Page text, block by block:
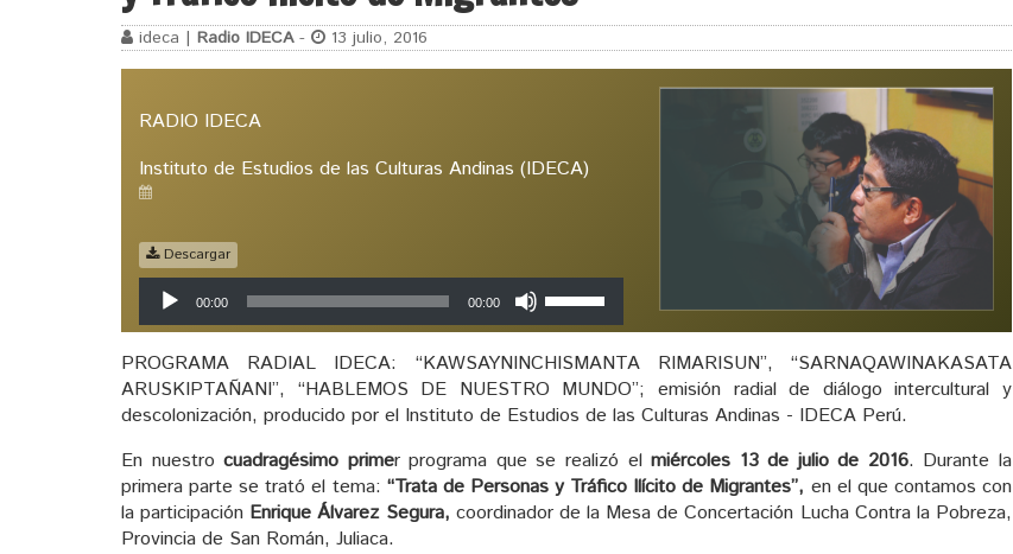
ideca | Radio IDECA- 13 julio, 2016
RADIO IDECA
Instituto de Estudios de las Culturas Andinas (IDECA)
Descargar
Reproductor
de
audio
00:00 00:00
de
flecha
arriba/abajo
aumentar
o
disminuir
PROGRAMA RADIAL IDECA: “KAWSAYNINCHISMANTA RIMARISUN”, “SARNAQAWINAKASATA
ARUSKIPTAÑANI”, “HABLEMOS DE NUESTRO MUNDO”; emisión radial de diálogo intercultural y
descolonización, producido por el Instituto de Estudios de las Culturas Andinas - IDECA Perú.
En nuestrocuadragésimo primer programa que se realizó elmiércoles 13 de julio de 2016. Durante la
primera parte se trató el tema: “Trata de Personas y Tráfico Ilícito de Migrantes”, en el que contamos con
la participación Enrique Álvarez Segura, coordinador de la Mesa de Concertación Lucha Contra la Pobreza,
Provincia de San Román, Juliaca.